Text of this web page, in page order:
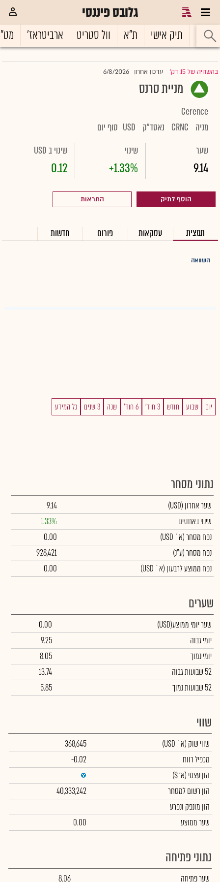
גלובס פיננסי
ראשי תיק אישי ת"א וול סטריט ארביטראז'
בהשהיה של 15 דק' |עדכון אחרון 6/8/2026
מניית סרנס
Cerence
מניה
CRNC נאסד"ק USD סוף יום
שער
9.14
שינוי
+1.33%
שינוי ב USD
0.12
הוסף לתיק התראות
תמצית עסקאות פורום חדשות
השוואה
יום שבוע חודש 3 חוד' 6 חוד' שנה 3 שנים כל המידע
נתוני מסחר
שער אחרון (USD)
9.14
שינוי באחוזים
1.33%
נפח מסחר(א` USD)
0.00
נפח מסחר(ע"נ)
928,421
נפח ממוצע לרבעון (א` USD)
0.00
שערים
שער יומי ממוצע(USD)
0.00
יומי גבוה
9.25
יומי נמוך
8.05
52 שבועות גבוה
13.74
52 שבועות נמוך
5.85
שווי
שווי שוק (א` USD)
368,645
מכפיל רווח
-0.02
הון עצמי (א' $)
הון רשום למסחר
40,333,242
הון מונפק ונפרע
שער ממוצע
0.00
נתוני פתיחה
שער פתיחה 8.06